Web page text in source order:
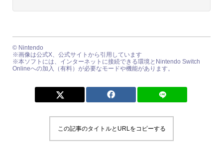
©︎ Nintendo
※画像は公式X、公式サイトから引用しています
※本ソフトには、インターネットに接続できる環境とNintendo Switch
Onlineへの加入（有料）が必要なモードや機能があります。
この記事のタイトルとURLをコピーする